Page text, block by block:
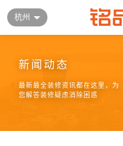
杭州
新闻动态
最新最全装修资讯都在这里，为
您解答装修疑虑消除困惑